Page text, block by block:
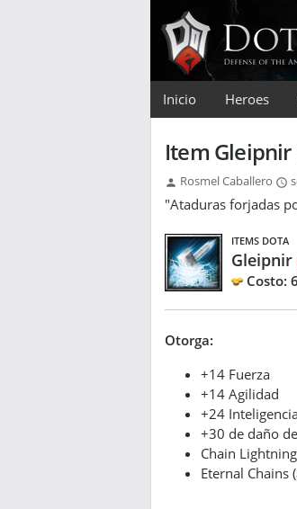
Inicio Heroes
Item Gleipnir
Rosmel Caballero
"Ataduras forjadas
ITEMS DOTA
Gleipnir
Costo:
Otorga:
+14 Fuerza
+14 Agilidad
+24
+30 de daño
Chain
Eternal Chains